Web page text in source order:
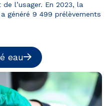
l’usager. En 2023, la
généré 9 499 prélèvements
eau